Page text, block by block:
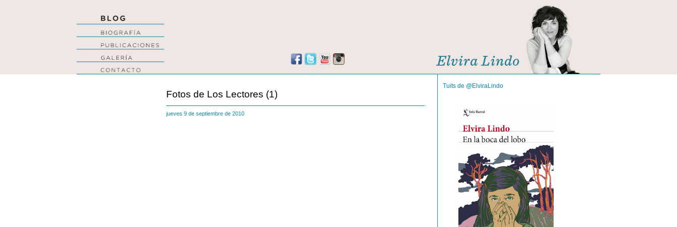
Fotos de Los Lectores (1)
jueves 9 de septiembre de 2010
Tuits de @ElviraLindo